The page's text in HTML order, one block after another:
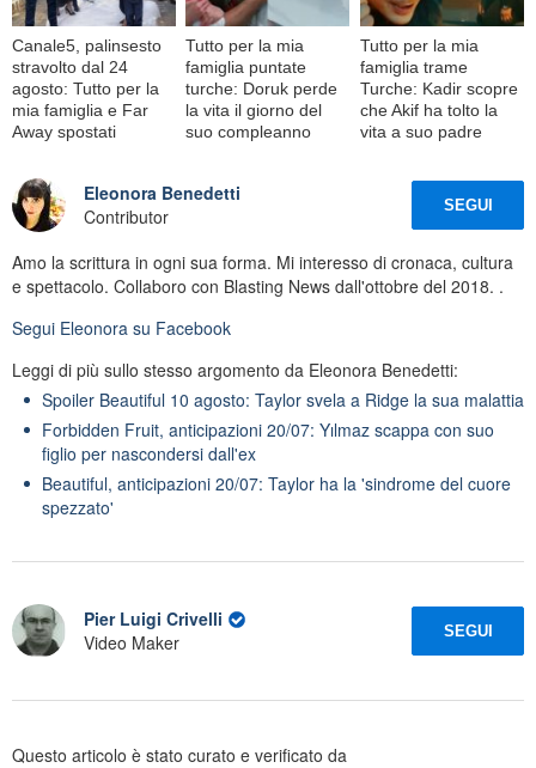
Canale5, palinsesto
stravolto dal 24
agosto: Tutto per la
mia famiglia e Far
Away spostati
Tutto per la mia
famiglia puntate
turche: Doruk perde
la vita il giorno del
suo compleanno
Tutto per la mia
famiglia trame
Turche: Kadir scopre
che Akif ha tolto la
vita a suo padre
Eleonora Benedetti
Contributor
SEGUI
Amo la scrittura in ogni sua forma. Mi interesso di cronaca, cultura
e spettacolo. Collaboro con Blasting News dall'ottobre del 2018. .
Segui Eleonora su Facebook
Leggi di più sullo stesso argomento da Eleonora Benedetti:
Spoiler Beautiful 10 agosto: Taylor svela a Ridge la sua malattia
Forbidden Fruit, anticipazioni 20/07: Yılmaz scappa con suo
figlio per nascondersi dall'ex
Beautiful, anticipazioni 20/07: Taylor ha la 'sindrome del cuore
spezzato'
Pier Luigi Crivelli
Video Maker
SEGUI
Questo articolo è stato curato e verificato da